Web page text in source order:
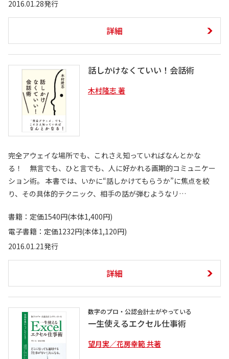
2016.01.28発行
詳細
話しかけなくていい！会話術
木村隆志 著
完全アウェイな場所でも、これさえ知っていればなんとかな
る！ 無言でも、ひと言でも、人に好かれる画期的コミュニケー
ション術。 本書では、いかに“話しかけてもらうか”に焦点を絞
り、その具体的テクニック、相手の話が弾むようなリ…
書籍：定価1540円(本体1,400円)
電子書籍：定価1232円(本体1,120円)
2016.01.21発行
詳細
数字のプロ・公認会計士がやっている
一生使えるエクセル仕事術
望月実／花房幸範 共著